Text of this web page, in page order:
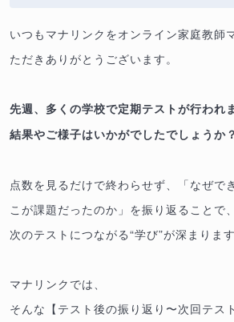
いつもマナリンクをオンライン家庭教師
ただきありがとうございます。
先週、多くの学校で定期テストが行われ
結果やご様子はいかがでしたでしょうか？
点数を見るだけで終わらせず、「なぜで
こが課題だったのか」を振り返ることで、
次のテストにつながる“学び”が深まります
マナリンクでは、
そんな【テスト後の振り返り〜次回テス